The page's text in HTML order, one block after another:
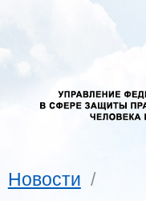
Новости /